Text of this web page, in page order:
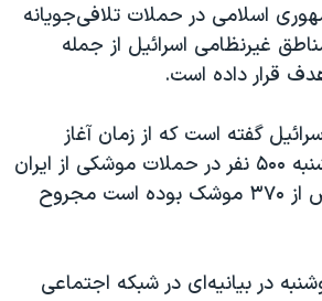
اسلامی در حملات تلافی‌جویانه
غیرنظامی اسرائیل از جمله
قرار داده است.
گفته است که از زمان آغاز
درگیری‌ها در روز یکشنبه ۵۰۰ نفر در حملات موشکی از ایران
که شامل شلیک بیش از ۳۷۰ موشک بوده است مجروح
در بیانیه‌ای در شبکه اجتماعی